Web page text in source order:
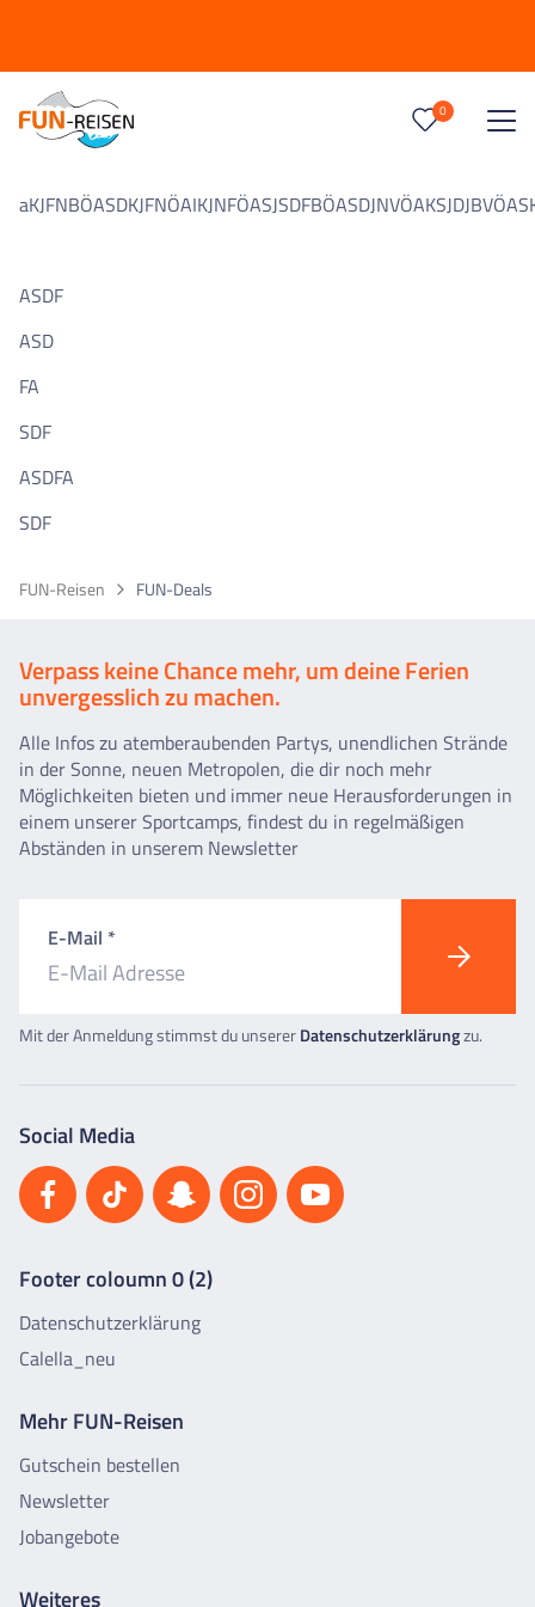
0
0Reise/n auf deiner Merkliste
Keine Reisen auf der Merkliste
ASDF
ASD
FA
SDF
ASDFA
SDF
FUN-Reisen FUN-Deals
Verpass keine Chance mehr, um deine Ferien
unvergesslich zu machen.
Alle Infos zu atemberaubenden Partys, unendlichen Strände
in der Sonne, neuen Metropolen, die dir noch mehr
Möglichkeiten bieten und immer neue Herausforderungen in
einem unserer Sportcamps, findest du in regelmäßigen
Abständen in unserem Newsletter
E-Mail *
Mit der Anmeldung stimmst du unsererDatenschutzerklärungzu.
Social Media
Footer coloumn 0 (2)
Datenschutzerklärung
Calella_neu
Mehr FUN-Reisen
Gutschein bestellen
Newsletter
Jobangebote
Weiteres